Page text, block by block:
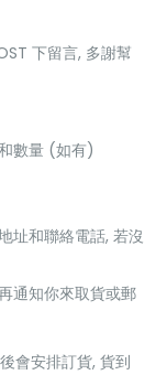
下留言, 多謝幫
數量 (如有)
址和聯絡電話, 若沒
通知你來取貨或郵
會安排訂貨, 貨到